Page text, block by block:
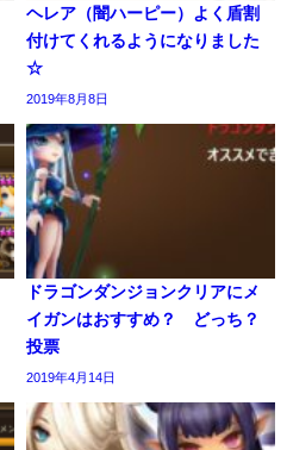
ヘレア（闇ハーピー）よく盾割
付けてくれるようになりました
☆
2019年8月8日
ドラゴンダンジョンクリアにメ
イガンはおすすめ？ どっち？
投票
2019年4月14日